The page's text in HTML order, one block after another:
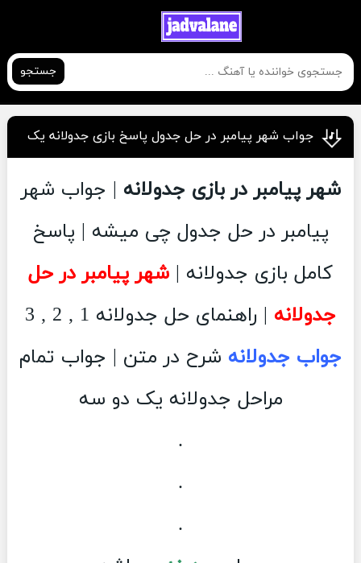
جستجو
جواب شهر پیامبر در حل جدول پاسخ بازی جدولانه یک
شهر پیامبر در بازی جدولانه | جواب شهر
پیامبر در حل جدول چی میشه | پاسخ
کامل بازی جدولانه | شهر پیامبر در حل
جدولانه | راهنمای حل جدولانه 1 , 2 , 3
جواب جدولانه شرح در متن | جواب تمام
مراحل جدولانه یک دو سه
.
.
.